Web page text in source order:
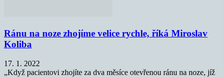
Ránu na noze zhojíme velice rychle, říká Miroslav
Koliba
17. 1. 2022
„Když pacientovi zhojíte za dva měsíce otevřenou ránu na noze, jíž